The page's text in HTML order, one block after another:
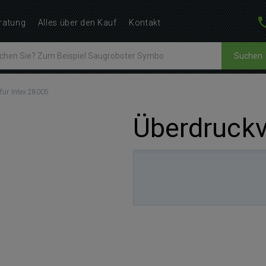
Suchen
Intex 28005
Alles über den Kauf Kontakt